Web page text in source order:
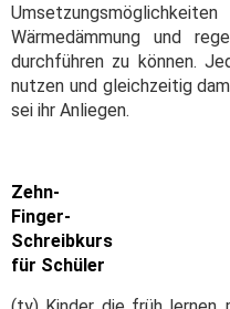
Wärmedämmung und
durchführen zu können.
nutzen und gleichzeitig
sei ihr Anliegen.
Zehn-
Finger-
Schreibkurs
für Schüler